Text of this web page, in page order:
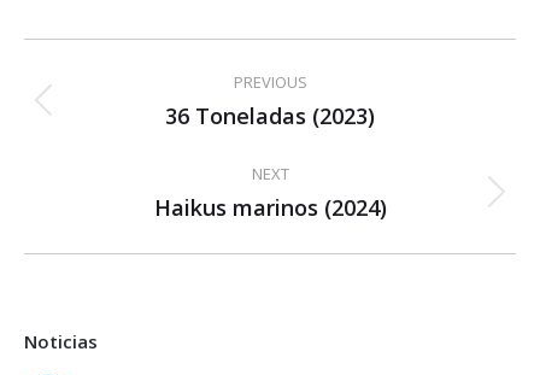
navigation
PREVIOUS
Previous
36 Toneladas (2023)
NEXT
Next
Haikus marinos (2024)
Noticias